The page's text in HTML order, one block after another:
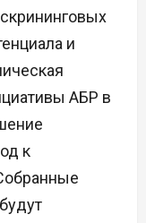
и
АБР в
к